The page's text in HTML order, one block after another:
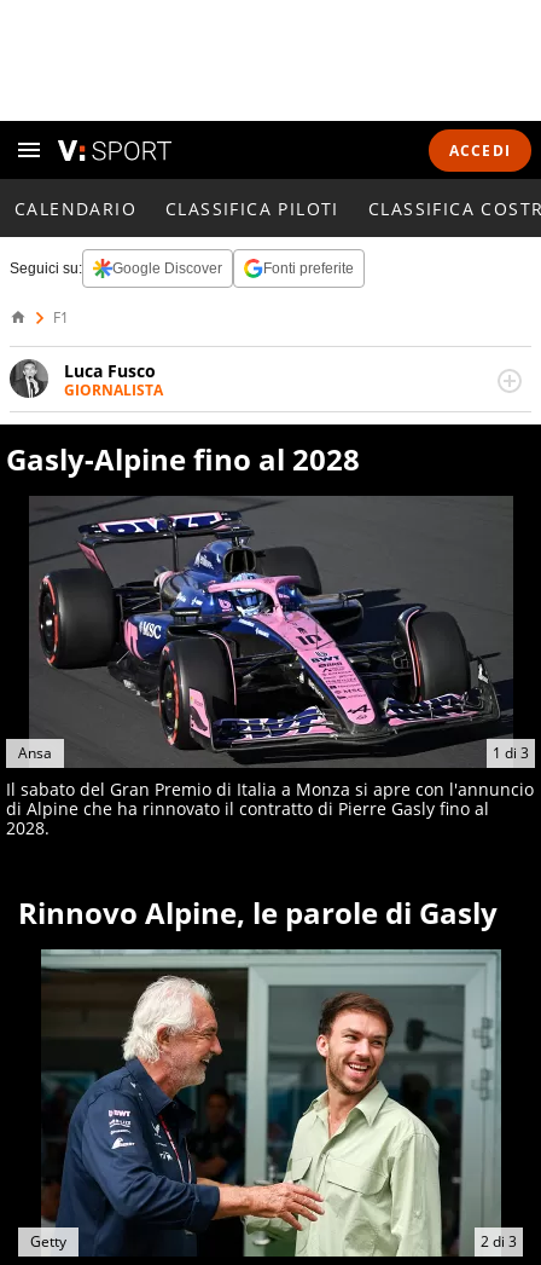
ACCEDI
CALENDARIO CLASSIFICA PILOTI CLASSIFICA
Seguici su: Google Discover Fonti preferite
F1
Luca Fusco
GIORNALISTA
Giornalista multimediale. Quando si accendono i motori,
sul podio
Gasly-Alpine fino al 2028
1 di 3
Ansa
Il sabato del Gran Premio di Italia a Monza si apre con l'annuncio
di Alpine che ha rinnovato il contratto di Pierre Gasly fino al
2028.
Rinnovo Alpine, le parole di Gasly
2di 3
Getty